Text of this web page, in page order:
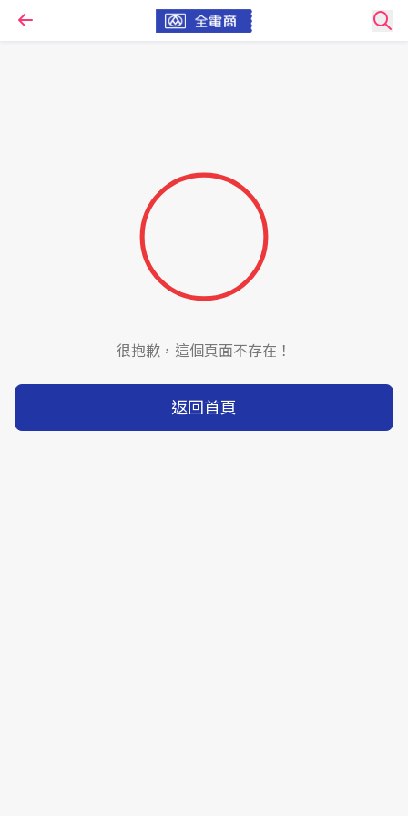
很抱歉，這個頁面不存在！
返回首頁